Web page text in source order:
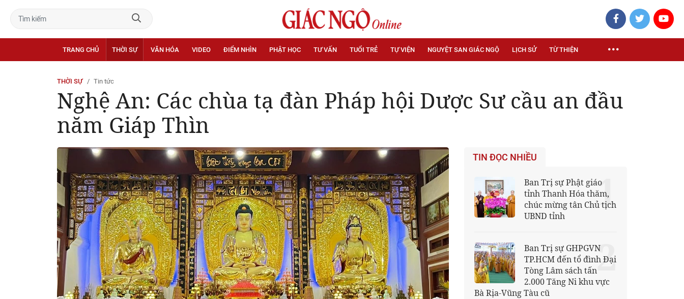
TRANG CHỦ THỜI SỰ VĂN HÓA VIDEO ĐIỂM NHÌN PHẬT HỌC TƯ VẤN TUỔI TRẺ TỰ VIỆN NGUYỆT SAN GIÁC NGỘ LỊCH SỬ TỪ THIỆN
THỜI SỰ Tin tức
Nghệ An: Các chùa tạ đàn Pháp hội Dược Sư cầu an đầu
năm Giáp Thìn
TIN ĐỌC NHIỀU
Ban Trị sự Phật giáo
tỉnh Thanh Hóa thăm,
chúc mừng tân Chủ tịch
UBND tỉnh
1
Ban Trị sự GHPGVN
TP.HCM đến tổ đình Đại
Tòng Lâm sách tấn
2.000 Tăng Ni khu vực
Bà Rịa-Vũng Tàu cũ
2